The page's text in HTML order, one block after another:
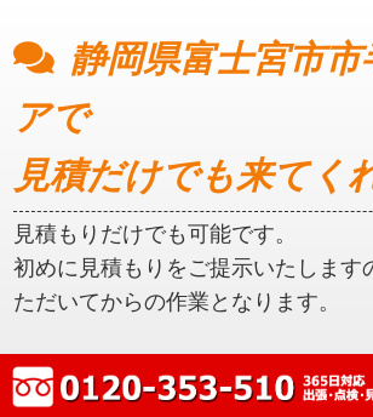
静岡県富士宮市市
アで
見積だけでも来てく
見積もりだけでも可能です。
初めに見積もりをご提示いたします
ただいてからの作業となります。
静岡県富士宮市市